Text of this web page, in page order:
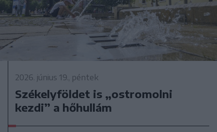
2026. június 19., péntek
Székelyföldet is „ostromolni
kezdi” a hőhullám